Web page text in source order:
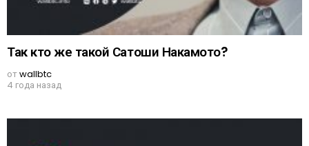
Так кто же такой Сатоши Накамото?
отwallbtc
4 года назад